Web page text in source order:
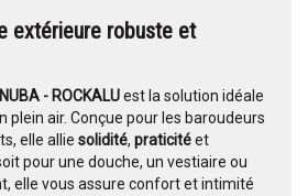
extérieure robuste et
- ROCKALUest la solution idéale
plein air. Conçue pour les baroudeurs
elle allie solidité, praticitéet
pour une douche, un vestiaire ou
elle vous assure confort et intimité